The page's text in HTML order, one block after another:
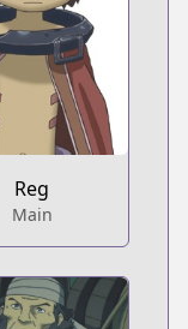
Reg
Main